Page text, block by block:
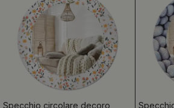
Specchio circolare decoro